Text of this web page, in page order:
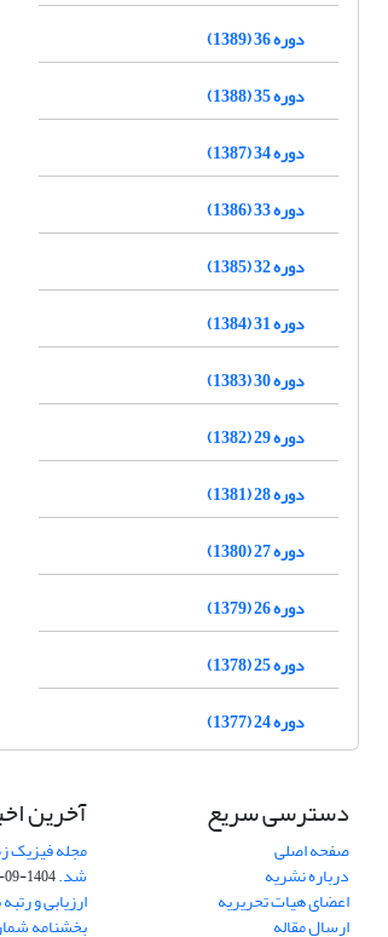
دوره 36 (1389)
دوره 35 (1388)
دوره 34 (1387)
دوره 33 (1386)
دوره 32 (1385)
دوره 31 (1384)
دوره 30 (1383)
دوره 29 (1382)
دوره 28 (1381)
دوره 27 (1380)
دوره 26 (1379)
دوره 25 (1378)
دوره 24 (1377)
دسترسی سریع
صفحه اصلی
درباره نشریه
اعضای هیات تحریریه
ارسال مقاله
آخرین
شد.1404-09-09
ارزیابی و رتبه
بخشنامه شماره 91131 مورخ